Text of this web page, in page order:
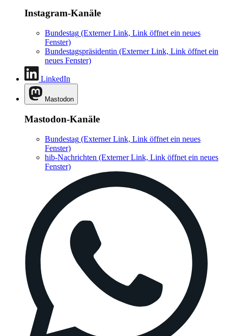
Instagram-Kanäle
Bundestag (Externer Link, Link öffnet ein neues
Fenster)
Bundestagspräsidentin (Externer Link, Link öffnet ein
neues Fenster)
LinkedIn
Mastodon
Mastodon-Kanäle
Bundestag (Externer Link, Link öffnet ein neues
Fenster)
hib-Nachrichten (Externer Link, Link öffnet ein neues
Fenster)